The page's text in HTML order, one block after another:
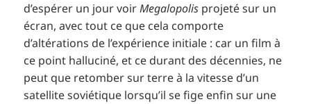
d’espérer un jour voirMegalopolis projeté sur un
écran, avec tout ce que cela comporte
d’altérations de l’expérience initiale : car un film à
ce point halluciné, et ce durant des décennies, ne
peut que retomber sur terre à la vitesse d’un
satellite soviétique lorsqu’il se fige enfin sur une